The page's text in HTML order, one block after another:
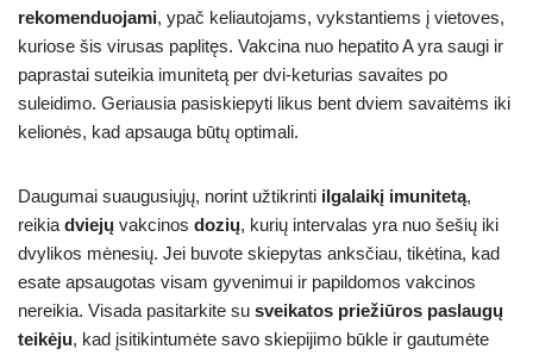
rekomenduojami, ypač keliautojams, vykstantiems į vietoves,
kuriose šis virusas paplitęs. Vakcina nuo hepatito A yra saugi ir
paprastai suteikia imunitetą per dvi-keturias savaites po
suleidimo. Geriausia pasiskiepyti likus bent dviem savaitėms iki
kelionės, kad apsauga būtų optimali.
Daugumai suaugusiųjų, norint užtikrinti ilgalaikį imunitetą,
reikia dviejų vakcinos dozių, kurių intervalas yra nuo šešių iki
dvylikos mėnesių. Jei buvote skiepytas anksčiau, tikėtina, kad
esate apsaugotas visam gyvenimui ir papildomos vakcinos
nereikia. Visada pasitarkite su sveikatos priežiūros paslaugų
teikėju, kad įsitikintumėte savo skiepijimo būkle ir gautumėte